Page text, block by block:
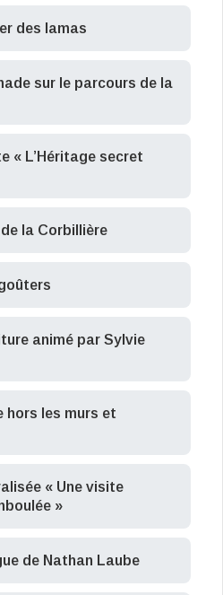
des lamas
sur le parcours de la
« L’Héritage secret
la Corbillière
animé par Sylvie
hors les murs et
« Une visite
»
de Nathan Laube